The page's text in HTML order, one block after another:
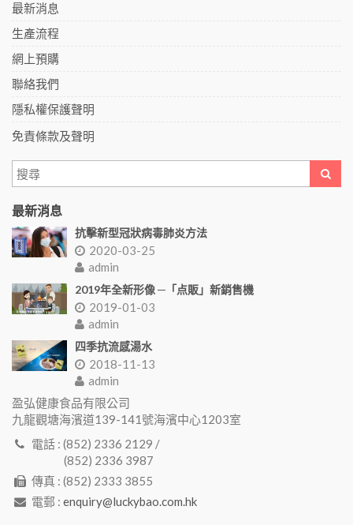
最新消息
生產流程
網上預購
聯絡我們
隱私權保護聲明
免責條款及聲明
最新消息
抗擊新型冠狀病毒肺炎方法
2020-03-25
admin
2019年全新形像 ─「点販」新銷售機
2019-01-03
admin
四季抗流感湯水
2018-11-13
admin
盈弘健康食品有限公司
九龍觀塘海濱道139-141號海濱中心1203室
電話 : (852) 2336 2129 /
(852) 2336 3987
傳真 : (852) 2333 3855
電郵 : enquiry@luckybao.com.hk